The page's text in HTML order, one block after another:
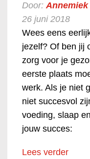
Door:
26 juni 2018
Wees eens
jezelf? Of ben jij
zorg voor je
eerste plaats
werk. Als je niet
niet succesvol
voeding, slaap
jouw succes:
Lees verder